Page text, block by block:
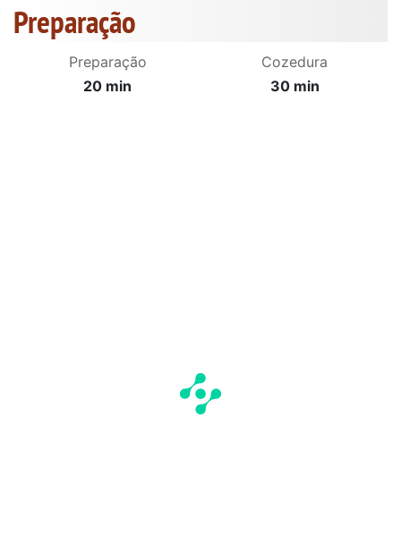
Preparação
Preparação
20 min
Cozedura
30 min